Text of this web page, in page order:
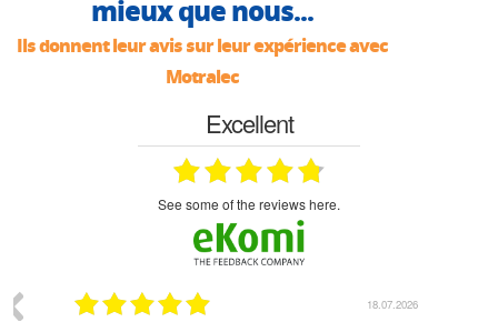
mieux que nous...
Ils donnent leur avis sur leur expérience avec
Motralec
Excellent
see some of the reviews here.
18.07.2026